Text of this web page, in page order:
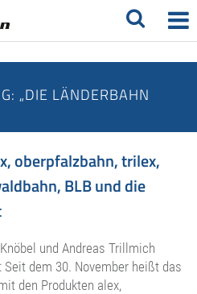
„DIE LÄNDERBAHN
oberpfalzbahn, trilex,
BLB und die
und Andreas Trillmich
Seit dem 30. November heißt das
den Produkten alex,